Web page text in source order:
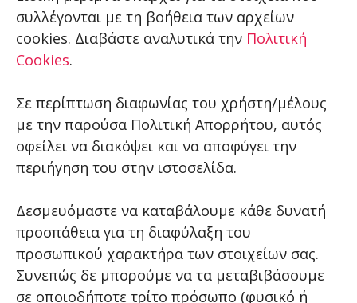
συλλέγονται με τη βοήθεια των αρχείων
cookies. Διαβάστε αναλυτικά την Πολιτική
Cookies.
Σε περίπτωση διαφωνίας του χρήστη/μέλους
με την παρούσα Πολιτική Απορρήτου, αυτός
οφείλει να διακόψει και να αποφύγει την
περιήγηση του στην ιστοσελίδα.
Δεσμευόμαστε να καταβάλουμε κάθε δυνατή
προσπάθεια για τη διαφύλαξη του
προσωπικού χαρακτήρα των στοιχείων σας.
Συνεπώς δε μπορούμε να τα μεταβιβάσουμε
σε οποιοδήποτε τρίτο πρόσωπο (φυσικό ή